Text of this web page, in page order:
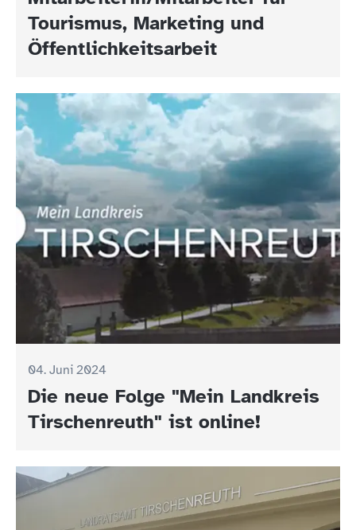
Tourismus, Marketing und
Öffentlichkeitsarbeit
04. Juni 2024
Die neue Folge "Mein Landkreis
Tirschenreuth" ist online!